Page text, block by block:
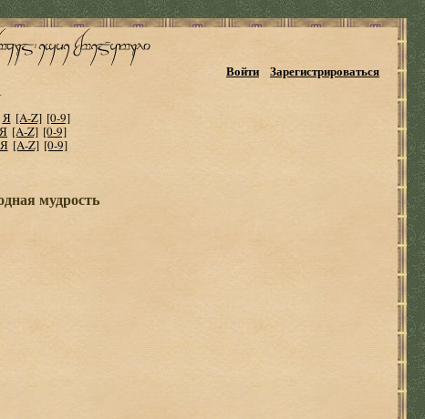
Войти Зарегистрироваться
Я [A-Z] [0-9]
Я [A-Z] [0-9]
Я [A-Z] [0-9]
мудрость